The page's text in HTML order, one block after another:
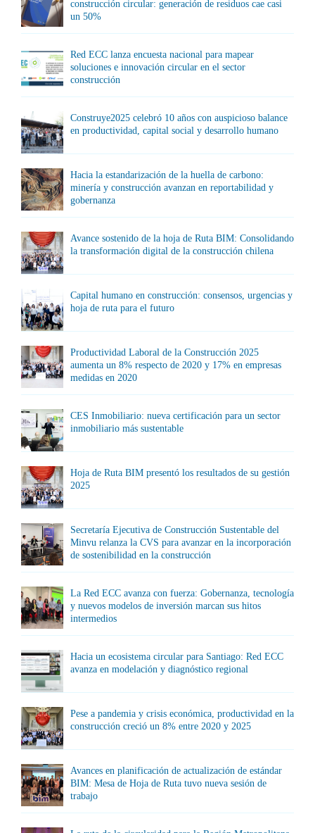
construcción circular: generación de residuos cae casi
un 50%
Red ECC lanza encuesta nacional para mapear
soluciones e innovación circular en el sector
construcción
Construye2025 celebró 10 años con auspicioso balance
en productividad, capital social y desarrollo humano
Hacia la estandarización de la huella de carbono:
minería y construcción avanzan en reportabilidad y
gobernanza
Avance sostenido de la hoja de Ruta BIM: Consolidando
la transformación digital de la construcción chilena
Capital humano en construcción: consensos, urgencias y
hoja de ruta para el futuro
Productividad Laboral de la Construcción 2025
aumenta un 8% respecto de 2020 y 17% en empresas
medidas en 2020
CES Inmobiliario: nueva certificación para un sector
inmobiliario más sustentable
Hoja de Ruta BIM presentó los resultados de su gestión
2025
Secretaría Ejecutiva de Construcción Sustentable del
Minvu relanza la CVS para avanzar en la incorporación
de sostenibilidad en la construcción
La Red ECC avanza con fuerza: Gobernanza, tecnología
y nuevos modelos de inversión marcan sus hitos
intermedios
Hacia un ecosistema circular para Santiago: Red ECC
avanza en modelación y diagnóstico regional
Pese a pandemia y crisis económica, productividad en la
construcción creció un 8% entre 2020 y 2025
Avances en planificación de actualización de estándar
BIM: Mesa de Hoja de Ruta tuvo nueva sesión de
trabajo